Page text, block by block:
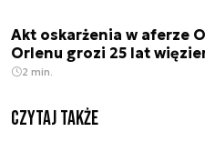
Akt oskarżenia w aferze
Orlenu grozi 25 lat
2 min.
Czytaj także